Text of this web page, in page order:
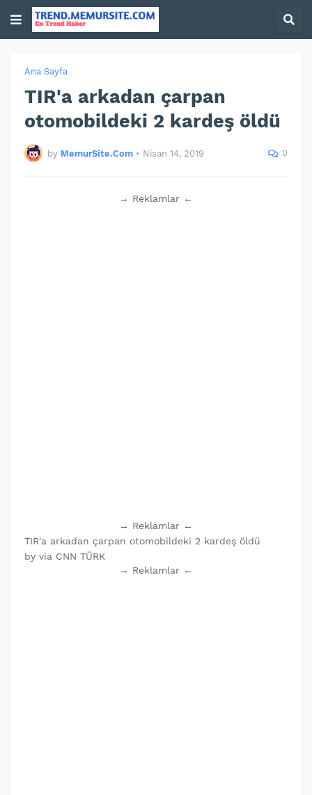
Ana Sayfa
TIR'a arkadan çarpan
otomobildeki 2 kardeş öldü
by MemurSite.Com • Nisan 14, 2019 0
→ Reklamlar ←
→ Reklamlar ←
TIR'a arkadan çarpan otomobildeki 2 kardeş öldü
by via CNN TÜRK
→ Reklamlar ←